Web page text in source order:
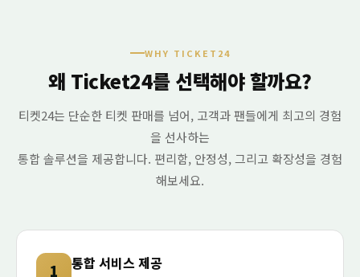
WHY TICKET24
왜 Ticket24를 선택해야 할까요?
티켓24는 단순한 티켓 판매를 넘어, 고객과 팬들에게 최고의 경험
을 선사하는
통합 솔루션을 제공합니다. 편리함, 안정성, 그리고 확장성을 경험
해보세요.
1 통합 서비스 제공